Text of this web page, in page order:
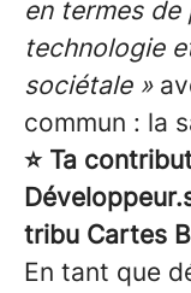
en termes
technologie
sociétale »
commun : la
⭐ Ta
tribu Cartes
En tant que